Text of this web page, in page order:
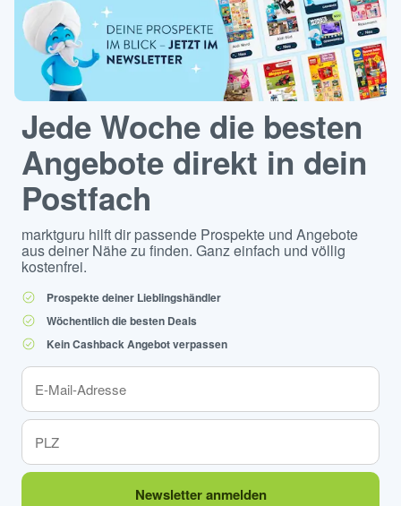
Jede Woche die besten
Angebote direkt in dein
Postfach
marktguru hilft dir passende Prospekte und Angebote
aus deiner Nähe zu finden. Ganz einfach und völlig
kostenfrei.
Prospekte deiner Lieblingshändler
Wöchentlich die besten Deals
Kein Cashback Angebot verpassen
Newsletter anmelden